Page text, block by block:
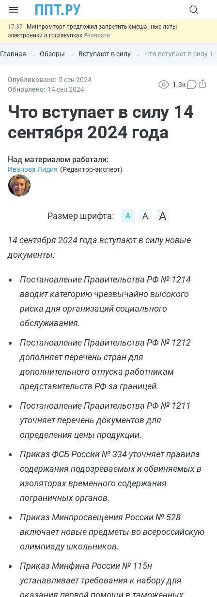
17:37
Минпромторг предложил запретить смешанные лоты
электроники в госзакупках #новости
17:13 Подписан указ об отмене спецрежима для вкладов физлиц из
недружественных стран
#новости
15:51 МВД запускает автоматическое аннулирование патента
иностранцев за неуплату НДФЛ
банковской гарантией
Главная Обзоры Вступают в силу Что вступает в силу
Опубликовано: 5 сен 2024
Обновлено: 14 сен 2024
1.3к
Что вступает в силу 14
сентября 2024 года
Над материалом работали:
Иванова Лидия (Редактор-эксперт)
Размер шрифта:
14 сентября 2024 года вступают в силу новые
документы:
Постановление Правительства РФ № 1214
вводит категорию чрезвычайно высокого
риска для организаций социального
обслуживания.
Постановление Правительства РФ № 1212
дополняет перечень стран для
дополнительного отпуска работникам
представительств РФ за границей.
Постановление Правительства РФ № 1211
уточняет перечень документов для
определения цены продукции.
Приказ ФСБ России № 334 уточняет правила
содержания подозреваемых и обвиняемых в
изоляторах временного содержания
пограничных органов.
Приказ Минпросвещения России № 528
включает новые предметы во всероссийскую
олимпиаду школьников.
Приказ Минфина России № 115н
устанавливает требования к набору для
оказания первой помощи в таможенных